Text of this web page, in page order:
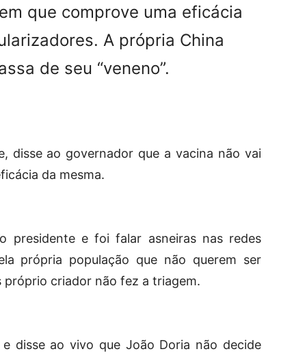
que comprove uma eficácia
A própria China
de seu “veneno”.
disse ao governador que a vacina não vai
da mesma.
presidente e foi falar asneiras nas redes
própria população que não querem ser
próprio criador não fez a triagem.
disse ao vivo que João Doria não decide